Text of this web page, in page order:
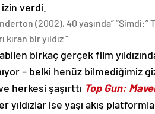
verdi.
(2002), 40 yaşında” “Şimdi:”
bir yıldız “
birkaç gerçek film
– belki henüz bilmediğimiz
herkesi şaşırttı Top Gun:
ise yaşı akış